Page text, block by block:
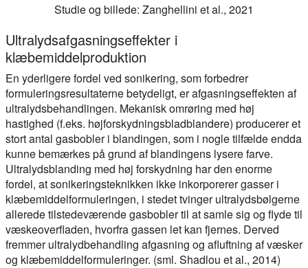
Studie og billede: Zanghellini et al., 2021
Ultralydsafgasningseffekter i
klæbemiddelproduktion
En yderligere fordel ved sonikering, som forbedrer
formuleringsresultaterne betydeligt, er afgasningseffekten af
ultralydsbehandlingen. Mekanisk omrøring med høj
hastighed (f.eks. højforskydningsbladblandere) producerer et
stort antal gasbobler i blandingen, som i nogle tilfælde endda
kunne bemærkes på grund af blandingens lysere farve.
Ultralydsblanding med høj forskydning har den enorme
fordel, at sonikeringsteknikken ikke inkorporerer gasser i
klæbemiddelformuleringen, i stedet tvinger ultralydsbølgerne
allerede tilstedeværende gasbobler til at samle sig og flyde til
væskeoverfladen, hvorfra gassen let kan fjernes. Derved
fremmer ultralydbehandling afgasning og afluftning af væsker
og klæbemiddelformuleringer. (sml. Shadlou et al., 2014)